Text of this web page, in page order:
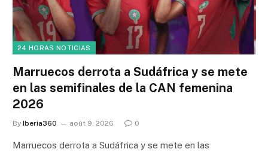
24 HORAS NOTICIAS
Marruecos derrota a Sudáfrica y se mete
en las semifinales de la CAN femenina
2026
By Iberia360 août 9, 2026 0
Marruecos derrota a Sudáfrica y se mete en las